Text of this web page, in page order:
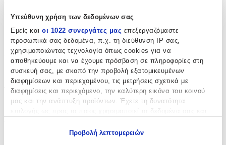
Υπεύθυνη χρήση των δεδομένων σας
Εμείς και οι 1022 συνεργάτες μας επεξεργαζόμαστε
προσωπικά σας δεδομένα, π.χ. τη διεύθυνση IP σας,
χρησιμοποιώντας τεχνολογία όπως cookies για να
αποθηκεύουμε και να έχουμε πρόσβαση σε πληροφορίες στη
συσκευή σας, με σκοπό την προβολή εξατομικευμένων
διαφημίσεων και περιεχομένου, τις μετρήσεις σχετικά με
διαφημίσεις και περιεχόμενο, την καλύτερη εικόνα του κοινού
μας και την ανάπτυξη προϊόντων. Έχετε τη δυνατότητα
Προβολή λεπτομερειών
ξεχωριστό κομμάτι που συνδυάζει την ποιότητα με την αισθητική.
Χαρακτηριστικά
Θέμα:
Αυτοκίνητα
Τύπος:
Μπρελόκ